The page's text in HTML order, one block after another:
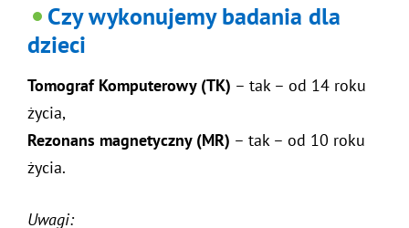
Czy wykonujemy badania dla
dzieci
Tomograf Komputerowy (TK) – tak – od 14 roku
życia,
Rezonans magnetyczny (MR) – tak – od 10 roku
życia.
Uwagi: